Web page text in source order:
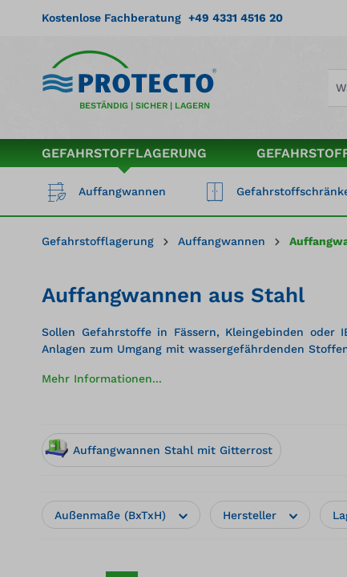
Zur Hauptnavigation springen
Kostenlose Fachberatung +49 4331 4516 20
BESTÄNDIG | SICHER | LAGERN
GEFAHRSTOFFLAGERUNG
Auffangwannen
Gefahrstofflagerung Auffangwannen
Auffangwannen aus Stahl
Sollen Gefahrstoffe in Fässern, Kleingebinden
Anlagen zum Umgang mit wassergefährdenden
Mehr Informationen...
Auffangwannen Stahl mit Gitterrost
Außenmaße (BxTxH) Hersteller